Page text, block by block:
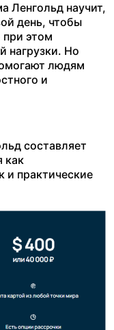
Ленгольд научит,
день, чтобы
при этом
нагрузки. Но
людям
и
составляет
как
и практические